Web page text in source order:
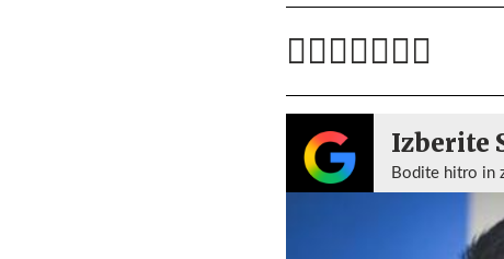
Izberite
Bodite hitro in